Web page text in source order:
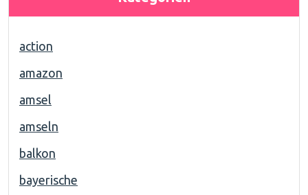
action
amazon
amsel
amseln
balkon
bayerische